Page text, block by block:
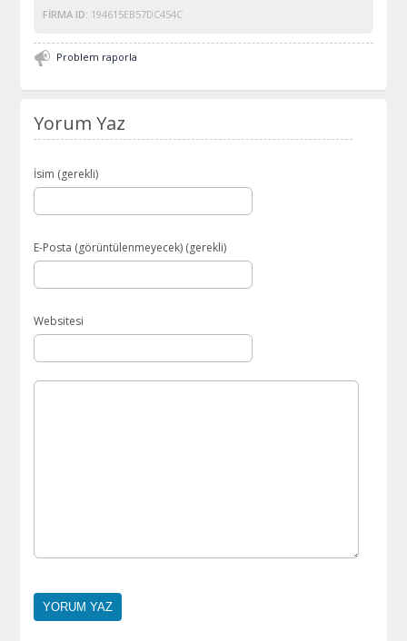
FIRMA ID: 194615EB57DC454C
Problem raporla
Yorum Yaz
İsim (gerekli)
E-Posta (görüntülenmeyecek) (gerekli)
Websitesi